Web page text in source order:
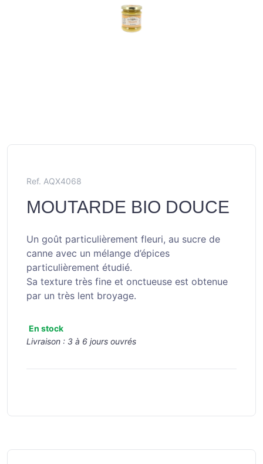
Ref. AQX4068
MOUTARDE BIO DOUCE
Un goût particulièrement fleuri, au sucre de
canne avec un mélange d’épices
particulièrement étudié.
Sa texture très fine et onctueuse est obtenue
par un très lent broyage.
En stock
Livraison : 3 à 6 jours ouvrés